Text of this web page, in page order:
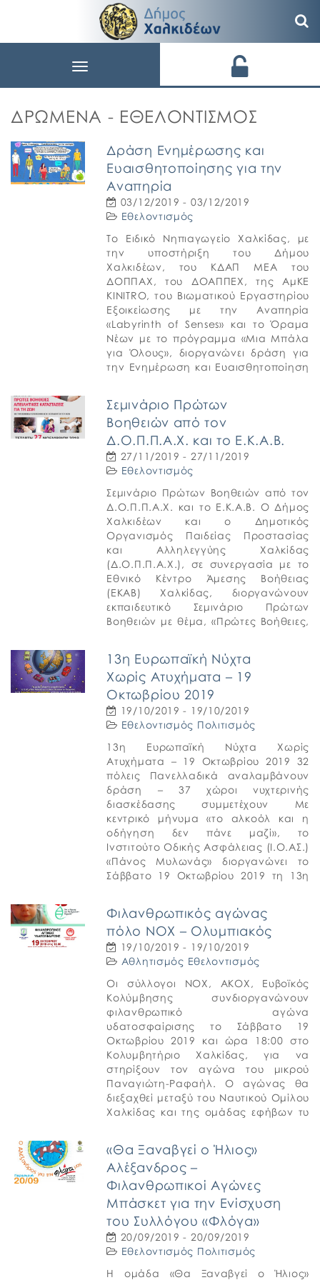
Toggle
ΔΡΏΜΕΝΑ - ΕΘΕΛΟΝΤΙΣΜΌΣ
Δράση Ενημέρωσης και
Ευαισθητοποίησης για την
Αναπηρία
03/12/2019 - 03/12/2019
Εθελοντισμός
Το Ειδικό Νηπιαγωγείο Χαλκίδας, με
την υποστήριξη του Δήμου
Χαλκιδέων, του ΚΔΑΠ ΜΕΑ του
ΔΟΠΠΑΧ, του ΔΟΑΠΠΕΧ, της ΑμΚΕ
KINITRO, του Βιωματικού Εργαστηρίου
Εξοικείωσης με την Αναπηρία
«Labyrinth of Senses» και το Όραμα
Νέων με το πρόγραμμα «Μια Μπάλα
για Όλους», διοργανώνει δράση για
την Ενημέρωση και Ευαισθητοποίηση
Σεμινάριο Πρώτων
Βοηθειών από τον
Δ.Ο.Π.Π.Α.Χ. και το Ε.Κ.Α.Β.
27/11/2019 - 27/11/2019
Εθελοντισμός
Σεμινάριο Πρώτων Βοηθειών από τον
Δ.Ο.Π.Π.Α.Χ. και το Ε.Κ.Α.Β. Ο Δήμος
Χαλκιδέων και ο Δημοτικός
Οργανισμός Παιδείας Προστασίας
και Αλληλεγγύης Χαλκίδας
(Δ.Ο.Π.Π.Α.Χ.), σε συνεργασία με το
Εθνικό Κέντρο Άμεσης Βοήθειας
(ΕKAB) Χαλκίδας, διοργανώνουν
εκπαιδευτικό Σεμινάριο Πρώτων
Βοηθειών με θέμα, «Πρώτες Βοήθειες,
πραγματοποιηθεί την Τετάρτη 27 […]
13η Ευρωπαϊκή Νύχτα
Χωρίς Ατυχήματα – 19
Οκτωβρίου 2019
19/10/2019 - 19/10/2019
Εθελοντισμός Πολιτισμός
13η Ευρωπαϊκή Νύχτα Χωρίς
Ατυχήματα – 19 Οκτωβρίου 2019 32
πόλεις Πανελλαδικά αναλαμβάνουν
δράση – 37 χώροι νυχτερινής
διασκέδασης συμμετέχουν Με
κεντρικό μήνυμα «το αλκοόλ και η
οδήγηση δεν πάνε μαζί», το
Ινστιτούτο Οδικής Ασφάλειας (Ι.Ο.ΑΣ.)
«Πάνος Μυλωνάς» διοργανώνει το
Σάββατο 19 Οκτωβρίου 2019 τη 13η
Φιλανθρωπικός αγώνας
πόλο ΝΟΧ – Ολυμπιακός
19/10/2019 - 19/10/2019
Αθλητισμός Εθελοντισμός
Οι σύλλογοι ΝΟΧ, ΑΚΟΧ, Ευβοϊκός
Κολύμβησης συνδιοργανώνουν
φιλανθρωπικό αγώνα
υδατοσφαίρισης το Σάββατο 19
Οκτωβρίου 2019 και ώρα 18:00 στο
Κολυμβητήριο Χαλκίδας, για να
στηρίξουν τον αγώνα του μικρού
Παναγιώτη-Ραφαήλ. Ο αγώνας θα
διεξαχθεί μεταξύ του Ναυτικού Ομίλου
Χαλκίδας και της ομάδας εφήβων τυ
κολυμβητικών τμημάτων υποδομής
και […]
«Θα Ξαναβγεί ο Ήλιος»
Αλέξανδρος –
Φιλανθρωπικοί Αγώνες
Μπάσκετ για την Ενίσχυση
του Συλλόγου «Φλόγα»
20/09/2019 - 20/09/2019
Εθελοντισμός Πολιτισμός
Η ομάδα «Θα Ξαναβγεί ο Ήλιος»